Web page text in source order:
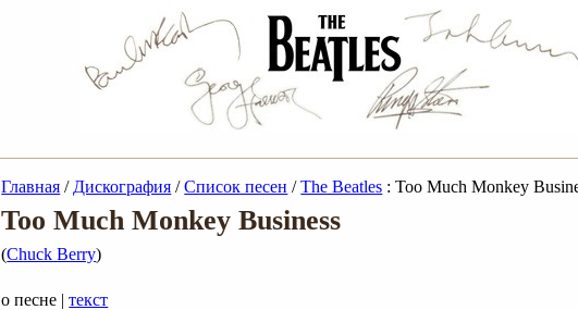
Главная / Дискография /Список песен /The Beatles : Too Much Monkey
Too Much Monkey Business
(Chuck Berry)
о песне |текст